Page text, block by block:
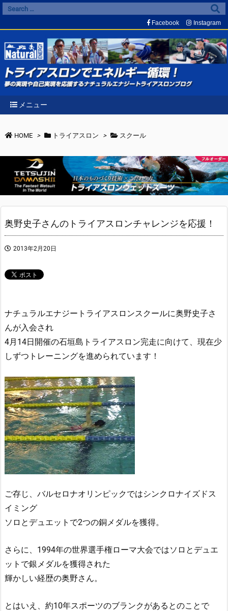
メニュー
Facebook Instagram
HOME > トライアスロン > スクール
奥野史子さんのトライアスロンチャレンジを応援！
2013年2月20日
ナチュラルエナジートライアスロンスクールに奥野史子さ
んが入会され
4月14日開催の石垣島トライアスロン完走に向けて、現在少
しずつトレーニングを進められています！
ご存じ、バルセロナオリンピックではシンクロナイズドス
イミング
ソロとデュエットで2つの銅メダルを獲得。
さらに、1994年の世界選手権ローマ大会ではソロとデュエ
ットで銀メダルを獲得された
輝かしい経歴の奥野さん。
とはいえ、約10年スポーツのブランクがあるとのことで